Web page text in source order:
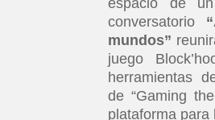
espacio de
conversatorio
mundos”
juego
herramientas
de “Gaming
plataforma para